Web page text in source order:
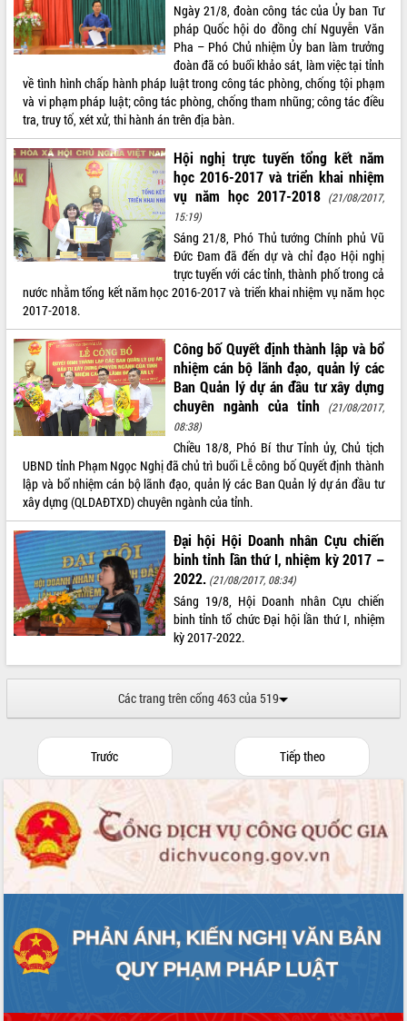
Nâng cao hiệu lực, hiệu quả HĐND
tỉnh thông qua hiện đại hóa hành chính
Xã Ea Phê gắn cải cách hành chính với
chuyển đổi số
Phó Chủ tịch Thường trực UBND tỉnh
Hồ Thị Nguyên Thảo làm việc tại Trung
tâm Phục vụ hành chính công xã Ea
Phê
Xây dựng nền hành chính số đồng
hành cùng nông dân dân, doanh nghiệp
Giai đoạn 2026-2030, Đắk Lắk phấn
đấu có 77% xã đạt chuẩn nông thôn
mới
Chuyển đổi số 'mở đường' cho nông
nghiệp Đắk Lắk tăng trưởng bứt phá
Triển khai đồng bộ đo đạc, lập hồ sơ
địa chính, hoàn thiện cơ sở dữ liệu đất
đai
Ứng dụng sinh trắc học - Bước tiến
trong hành trình chuyển đổi số tại Đắk
Lắk
Đắk Lắk nâng cao hiệu quả công tác
Đắk Lắk đẩy mạnh nuôi biển công
nghệ, hướng tới phát triển thủy sản
bền vững
Tập huấn nâng cao năng lực triển khai
chuyển đổi số cho cán bộ, công chức
cấp xã
Đắk Lắk phát động hưởng ứng Ngày
Quyền của người tiêu dùng Việt Nam
2026
Đẩy mạnh cải cách hành chính, quyết
tâm đạt được mục tiêu tăng trưởng
Tổ chức trang trọng Lễ hội Đền thờ
Phó Bí thư Tỉnh ủy Đắk Lắk Đỗ Hữu
Huy giữ chức Bí thư Đảng ủy Ủy Ban
Bệnh án điện tử thúc đẩy chuyển đổi
số y tế tại Đắk Lắk
Chuyển đổi số thư viện: Mở rộng
không gian tri thức trong thời đại số
Đánh giá, rút kinh nghiệm công tác tổ
Chương trình “Gặp gỡ hữu nghị –
Friendship Meeting New Year 2026”
Bầu cử Quốc hội và HĐND: Cử tri Đắk
Ngày 21/8, đoàn công tác của Ủy ban Tư
pháp Quốc hội do đồng chí Nguyễn Văn
Pha – Phó Chủ nhiệm Ủy ban làm trưởng
đoàn đã có buổi khảo sát, làm việc tại tỉnh
về tình hình chấp hành pháp luật trong công tác phòng, chống tội phạm
và vi phạm pháp luật; công tác phòng, chống tham nhũng; công tác điều
tra, truy tố, xét xử, thi hành án trên địa bàn.
Hội nghị trực tuyến tổng kết năm
học 2016-2017 và triển khai nhiệm
vụ năm học 2017-2018 (21/08/2017,
15:19)
Sáng 21/8, Phó Thủ tướng Chính phủ Vũ
Đức Đam đã đến dự và chỉ đạo Hội nghị
trực tuyến với các tỉnh, thành phố trong cả
nước nhằm tổng kết năm học 2016-2017 và triển khai nhiệm vụ năm học
2017-2018.
Công bố Quyết định thành lập và bổ
nhiệm cán bộ lãnh đạo, quản lý các
Ban Quản lý dự án đầu tư xây dựng
chuyên ngành của tỉnh
(21/08/2017,
08:38)
Chiều 18/8, Phó Bí thư Tỉnh ủy, Chủ tịch
UBND tỉnh Phạm Ngọc Nghị đã chủ trì buổi Lễ công bố Quyết định thành
lập và bổ nhiệm cán bộ lãnh đạo, quản lý các Ban Quản lý dự án đầu tư
xây dựng (QLDAĐTXD) chuyên ngành của tỉnh.
Đại hội Hội Doanh nhân Cựu chiến
binh tỉnh lần thứ I, nhiệm kỳ 2017 –
2022. (21/08/2017, 08:34)
Sáng 19/8, Hội Doanh nhân Cựu chiến
binh tỉnh tổ chức Đại hội lần thứ I, nhiệm
kỳ 2017-2022.
Các trang trên cổng 463 của 519
Trước Tiếp theo